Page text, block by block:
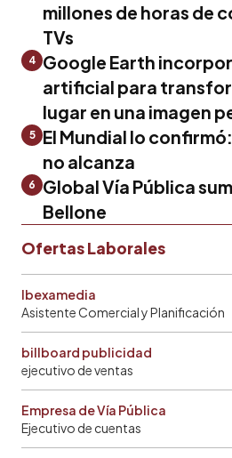
millones de horas de
TVs
4 Google Earth
artificial para
lugar en una imagen
5
El Mundial lo
no alcanza
6
Global Vía Pública
Bellone
Ofertas Laborales
Ibexamedia
Asistente Comercial y Planificación
billboard publicidad
ejecutivo de ventas
Empresa de Vía Pública
Ejecutivo de cuentas